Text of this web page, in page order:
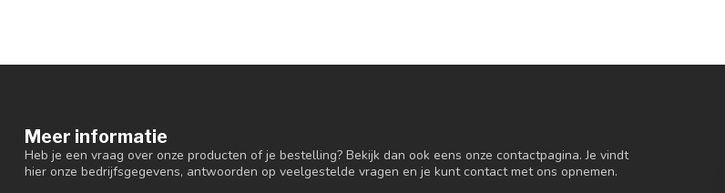
Meer informatie
Heb je een vraag over onze producten of je bestelling? Bekijk dan ook eens onze contactpagina. Je vindt
hier onze bedrijfsgegevens, antwoorden op veelgestelde vragen en je kunt contact met ons opnemen.